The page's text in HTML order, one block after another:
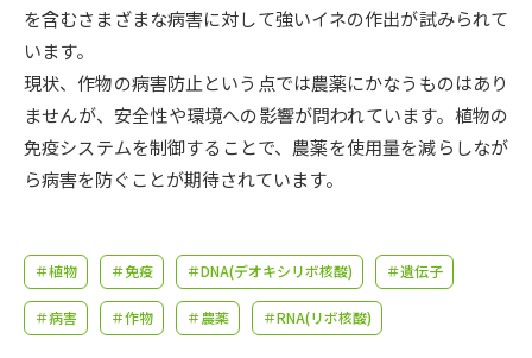
学問発見 学問検索
大学で学びたい学問発見
学問の教科書 夢ナビライブ
を含むさまざまな病害に対して強いイネの作出が試みられて
います。
現状、作物の病害防止という点では農薬にかなうものはあり
ませんが、安全性や環境への影響が問われています。植物の
免疫システムを制御することで、農薬を使用量を減らしなが
ら病害を防ぐことが期待されています。
＃植物 ＃免疫 ＃DNA(デオキシリボ核酸) ＃遺伝子
＃病害 ＃作物 ＃農薬 ＃RNA(リボ核酸)